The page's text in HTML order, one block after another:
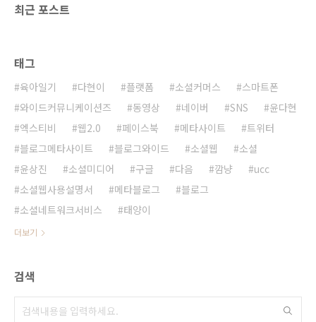
처럼 플랫폼을 ..
최근 포스트
태그
육아일기 다현이 플랫폼 소셜커머스
스마트폰
와이드커뮤니케이션즈
동영상 네이버 SNS
윤다현
엑스티비
웹2.0 페이스북 메타사이트
트위터
블로그메타사이트
블로그와이드 소셜웹
소셜
윤상진
소셜미디어 구글 다음 깜냥
ucc
소셜웹사용설명서
메타블로그
블로그
소셜네트워크서비스
태양이
더보기
검색